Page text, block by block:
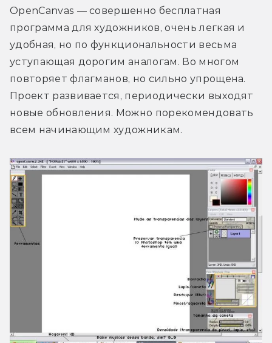
OpenCanvas — совершенно бесплатная
программа для художников, очень легкая и
удобная, но по функциональности весьма
уступающая дорогим аналогам. Во многом
повторяет флагманов, но сильно упрощена.
Проект развивается, периодически выходят
новые обновления. Можно порекомендовать
всем начинающим художникам.